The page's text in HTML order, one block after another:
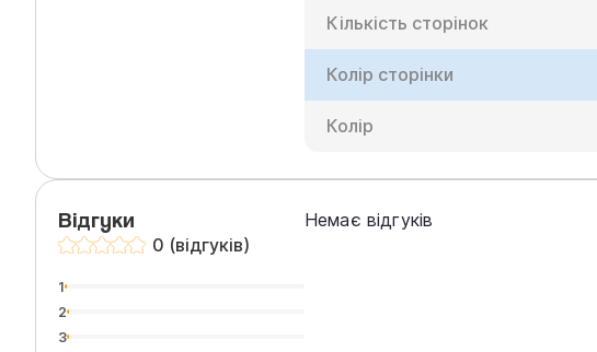
Кількість сторінок
Колір сторінки
Колір
Відгуки
0 (відгуків)
1
2
3
Немає відгуків